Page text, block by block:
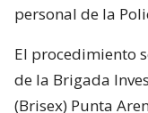
personal de la
El procedimiento
de la Brigada
(Brisex) Punta